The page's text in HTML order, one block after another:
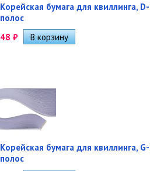
Корейская бумага для квиллинга,
полос
48 ₽
Корейская бумага для квиллинга,
полос